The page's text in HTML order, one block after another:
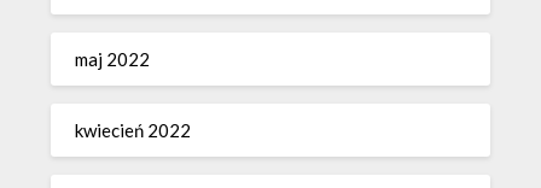
maj 2022
kwiecień 2022